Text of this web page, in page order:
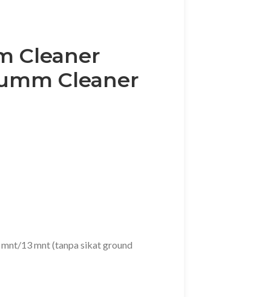
Cleaner
Cleaner
13 mnt (tanpa sikat ground